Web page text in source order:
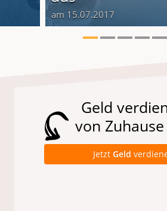
am 15.07.2017
Geld
von
Jetzt Geld